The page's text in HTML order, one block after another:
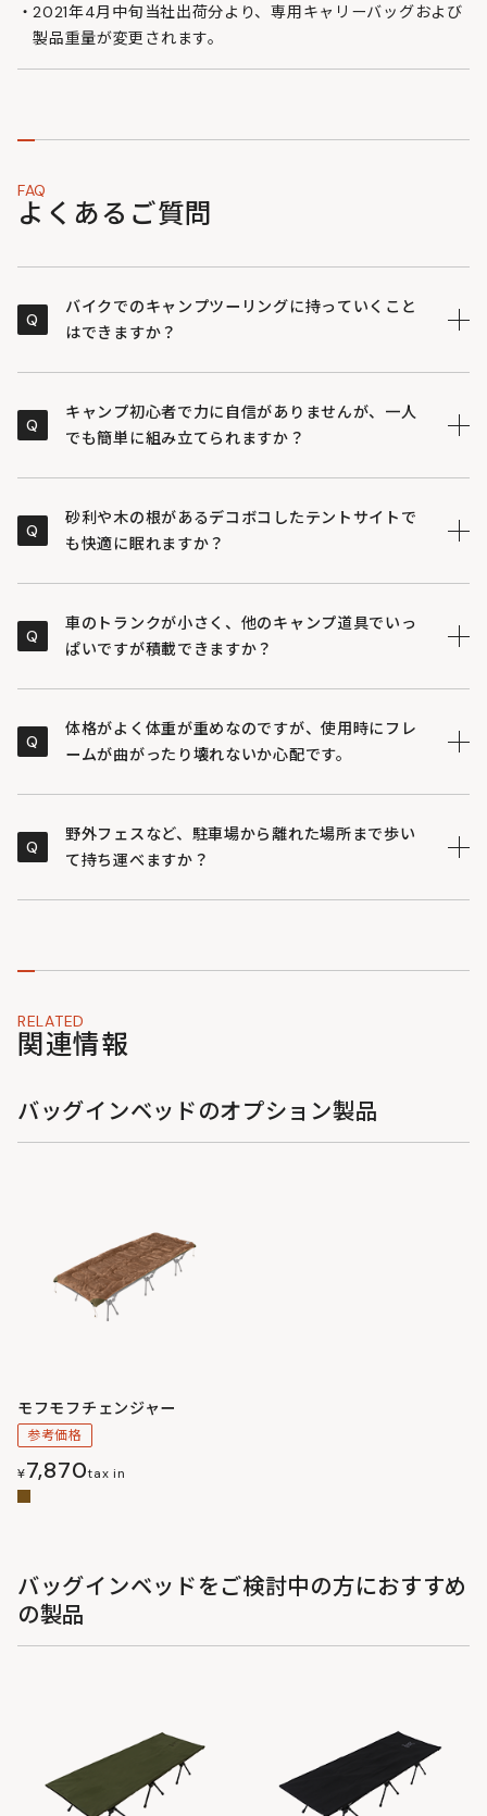
2021年4月中旬当社出荷分より、専用キャリーバッグおよび
製品重量が変更されます。
FAQ
よくあるご質問
Q
バイクでのキャンプツーリングに持っていくこと
はできますか？
収納できるため、荷物を軽量化したいツーリングにも適
しています。付属のキャリーバッグにはリボンが縫い付
Q
キャンプ初心者で力に自信がありませんが、一人
でも簡単に組み立てられますか？
いるため、部品の連結が直感的に行えます。脚部の取り
付け時には、片足でポールを押さえながら押し込むこと
Q
砂利や木の根があるデコボコしたテントサイトで
も快適に眠れますか？
凸や冷気の影響を直接受けません。地面のコンディショ
ンに左右されず、快適な睡眠環境を作ることができま
Q
車のトランクが小さく、他のキャンプ道具でいっ
ぱいですが積載できますか？
れた積載スペースでも隙間に収納しやすくなっていま
す。荷物が多くなりがちなファミリーキャンプや、コン
Q
体格がよく体重が重めなのですが、使用時にフレ
ームが曲がったり壊れないか心配です。
り、大柄な方でも体をしっかりと支える十分な耐荷重を
備えています。就寝時も安心してお使いいただけます。
Q
野外フェスなど、駐車場から離れた場所まで歩い
て持ち運べますか？
RELATED
関連情報
バッグインベッドのオプション製品
モフモフチェンジャー
参考価格
¥7,870tax in
バッグインベッドをご検討中の方におすすめ
の製品